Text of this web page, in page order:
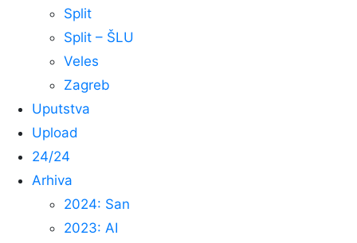
Split
Split – ŠLU
Veles
Zagreb
Uputstva
Upload
24/24
Arhiva
2024: San
2023: AI